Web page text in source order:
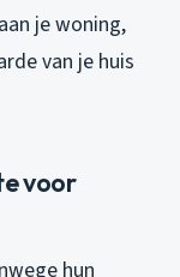
je woning,
van je huis
voor
hun